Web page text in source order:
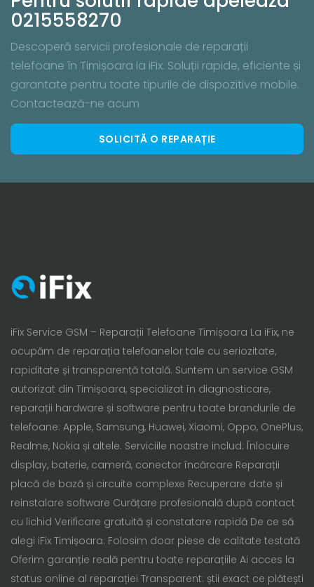
0215558270
Descoperă servicii profesionale de reparații
telefoane în Timișoara la iFix. Soluții rapide, eficiente și
garantate pentru toate tipurile de dispozitive mobile.
Contactează-ne acum
SOLICITĂ O REPARAȚIE
iFix Service GSM – Reparații Telefoane Timișoara La iFix, ne
ocupăm de reparația telefoanelor tale cu seriozitate,
rapiditate și transparență totală. Suntem un service GSM
autorizat din Timișoara, specializat în diagnosticare,
reparații hardware și software pentru toate brandurile de
telefoane: Apple, Samsung, Huawei, Xiaomi, Oppo, OnePlus,
Realme, Nokia și altele. Serviciile noastre includ: Înlocuire
display, baterie, cameră, conector încărcare Reparații
placă de bază și circuite complexe Recuperare date și
reinstalare software Curățare profesională după contact
cu lichid Verificare gratuită și constatare rapidă De ce să
alegi iFix Timișoara: Folosim doar piese de calitate testată
Oferim garanție reală pentru toate reparațiile Ai acces la
status online al reparației Transparent: știi exact ce plătești